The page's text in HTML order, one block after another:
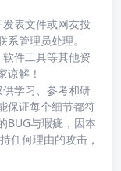
表文件或网友投
管理员处理。
件工具等其他资
谅解！
学习、参考和研
保证每个细节都符
BUG与瑕疵，因本
任何理由的攻击，